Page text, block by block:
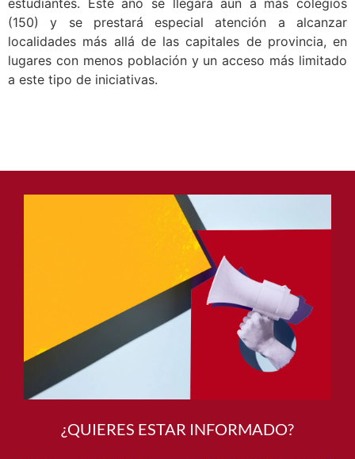
estudiantes. Este año se llegará aún a más colegios
(150) y se prestará especial atención a alcanzar
localidades más allá de las capitales de provincia, en
lugares con menos población y un acceso más limitado
a este tipo de iniciativas.
¿QUIERES ESTAR INFORMADO?